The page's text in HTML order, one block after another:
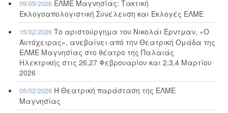
09/05/2026 ΕΛΜΕ Μαγνησίας: Τακτική
Εκλογοαπολογιστική Συνέλευση και Εκλογές ΕΛΜΕ
15/02/2026 Το αριστούργημα του Νικολάι Έρντμαν, «Ο
Αυτόχειρας», ανεβαίνει από την Θεατρική Ομάδα της
ΕΛΜΕ Μαγνησίας στο θέατρο της Παλαιάς
Ηλεκτρικής στις 26,27 Φεβρουαρίου και 2,3,4 Μαρτίου
2026
05/02/2026 Η Θεατρική παράσταση της ΕΛΜΕ
Μαγνησίας